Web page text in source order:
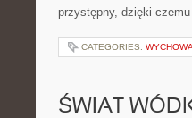
przystępny, dzięki
CATEGORIES:
ŚWIAT